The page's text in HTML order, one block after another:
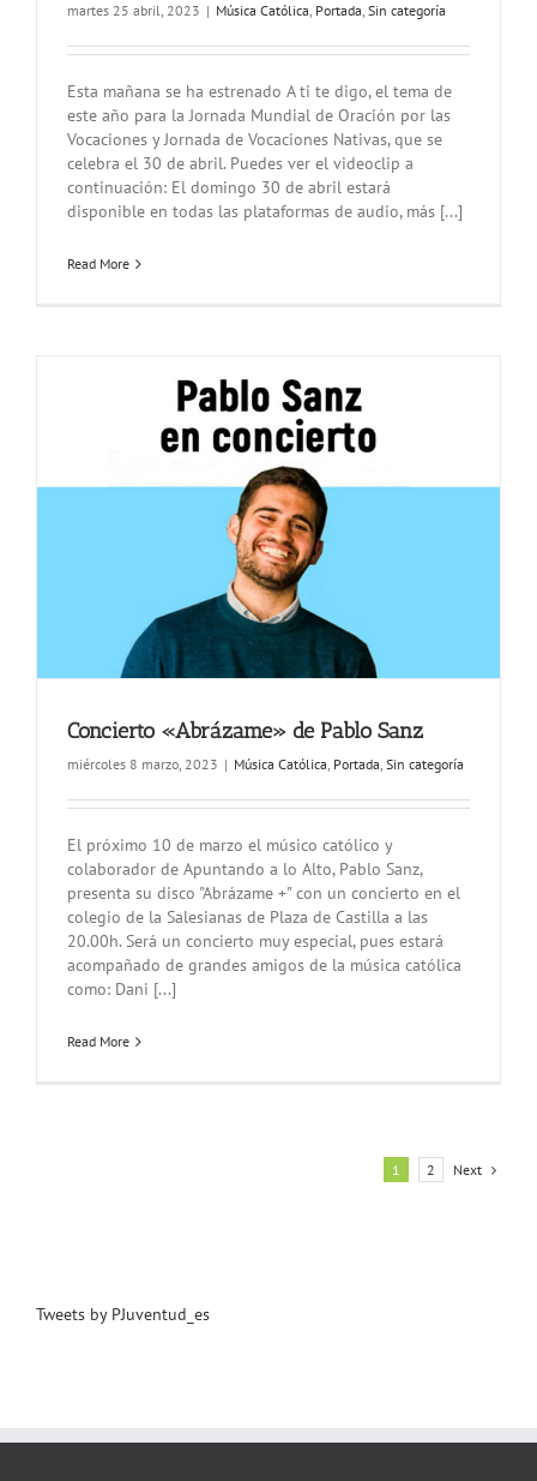
martes 25 abril, 2023 | Música Católica, Portada, Sin categoría
Esta mañana se ha estrenado A ti te digo, el tema de
este año para la Jornada Mundial de Oración por las
Vocaciones y Jornada de Vocaciones Nativas, que se
celebra el 30 de abril. Puedes ver el videoclip a
continuación: El domingo 30 de abril estará
disponible en todas las plataformas de audio, más [...]
Read More
Concierto «Abrázame» de Pablo Sanz
miércoles 8 marzo, 2023 | Música Católica, Portada, Sin categoría
El próximo 10 de marzo el músico católico y
colaborador de Apuntando a lo Alto, Pablo Sanz,
presenta su disco "Abrázame +" con un concierto en el
colegio de la Salesianas de Plaza de Castilla a las
20.00h. Será un concierto muy especial, pues estará
acompañado de grandes amigos de la música católica
como: Dani [...]
Read More
1 2 Next
Tweets by PJuventud_es